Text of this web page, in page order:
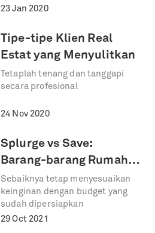
23 Jan 2020
Tipe-tipe Klien Real
Estat yang Menyulitkan
Tetaplah tenang dan tanggapi
secara profesional
24 Nov 2020
Splurge vs Save:
Barang-barang Rumah
yang Sebaiknya Dibeli
atau Dilewati!
Sebaiknya tetap menyesuaikan
keinginan dengan budget yang
sudah dipersiapkan
29 Oct 2021